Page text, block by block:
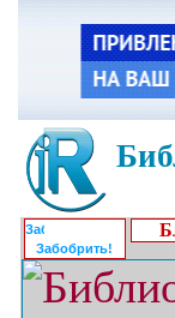
Забобрить!